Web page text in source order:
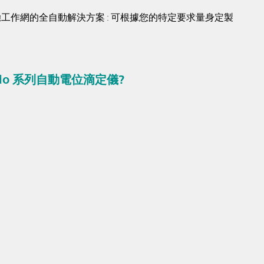
作網的全自動解決方案 : 可根據您的特定要求量身定製
系列自動電位滴定儀?